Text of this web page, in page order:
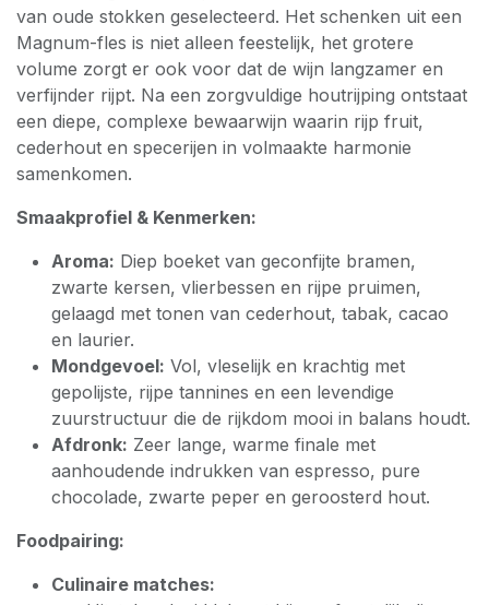
van oude stokken geselecteerd. Het schenken uit een
Magnum-fles is niet alleen feestelijk, het grotere
volume zorgt er ook voor dat de wijn langzamer en
verfijnder rijpt. Na een zorgvuldige houtrijping ontstaat
een diepe, complexe bewaarwijn waarin rijp fruit,
cederhout en specerijen in volmaakte harmonie
samenkomen.
Smaakprofiel & Kenmerken:
Aroma: Diep boeket van geconfijte bramen,
zwarte kersen, vlierbessen en rijpe pruimen,
gelaagd met tonen van cederhout, tabak, cacao
en laurier.
Mondgevoel: Vol, vleselijk en krachtig met
gepolijste, rijpe tannines en een levendige
zuurstructuur die de rijkdom mooi in balans houdt.
Afdronk: Zeer lange, warme finale met
aanhoudende indrukken van espresso, pure
chocolade, zwarte peper en geroosterd hout.
Foodpairing:
Culinaire matches: